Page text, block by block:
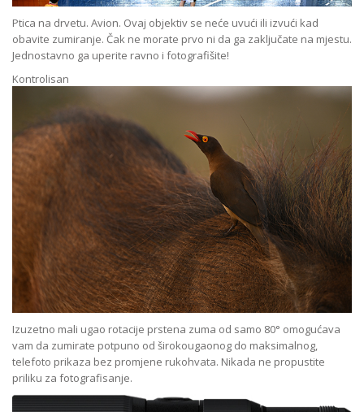
Ptica na drvetu. Avion. Ovaj objektiv se neće uvući ili izvući kad
obavite zumiranje. Čak ne morate prvo ni da ga zaključate na mjestu.
Jednostavno ga uperite ravno i fotografišite!
Kontrolisan
Izuzetno mali ugao rotacije prstena zuma od samo 80° omogućava
vam da zumirate potpuno od širokougaonog do maksimalnog,
telefoto prikaza bez promjene rukohvata. Nikada ne propustite
priliku za fotografisanje.